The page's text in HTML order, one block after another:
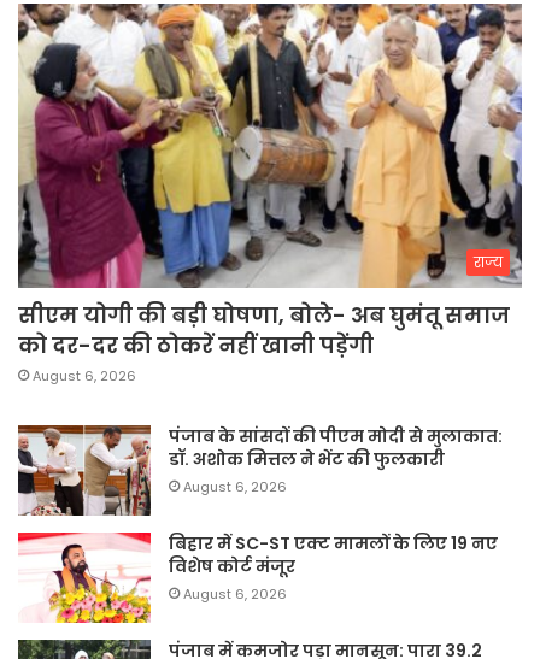
राज्य
सीएम योगी की बड़ी घोषणा, बोले- अब घुमंतू समाज
को दर-दर की ठोकरें नहीं खानी पड़ेंगी
August 6, 2026
पंजाब के सांसदों की पीएम मोदी से मुलाकात:
डॉ. अशोक मित्तल ने भेंट की फुलकारी
August 6, 2026
बिहार में SC-ST एक्ट मामलों के लिए 19 नए
विशेष कोर्ट मंजूर
August 6, 2026
पंजाब में कमजोर पड़ा मानसून: पारा 39.2